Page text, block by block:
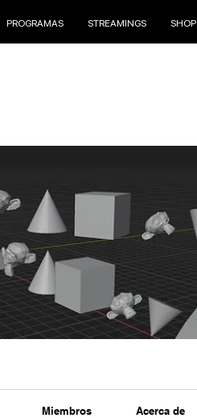
PROGRAMAS STREAMINGS SHOP
Miembros Acerca de